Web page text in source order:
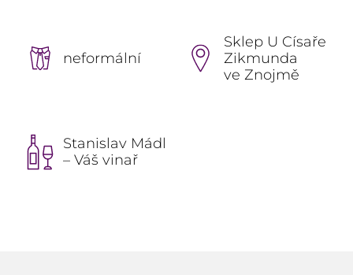
neformální
Sklep U Císaře
Zikmunda
ve Znojmě
Stanislav Mádl
– Váš vinař